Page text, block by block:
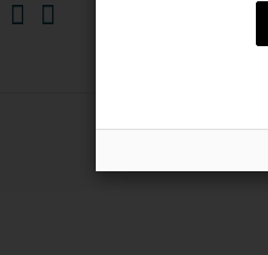
Facebook
Twitter